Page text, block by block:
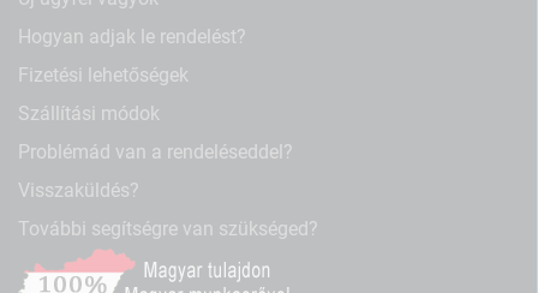
Hogyan adjak le rendelést?
Fizetési lehetőségek
Szállítási módok
Problémád van a rendeléseddel?
Visszaküldés?
További segítségre van szükséged?